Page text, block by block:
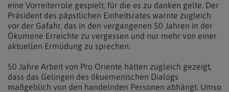
eine Vorreiterrole gespielt, für die es zu danken gelte. Der
Präsident des päpstlichen Einheitsrates warnte zugleich
vor der Gafahr, das in den vergangenen 50 Jahren in der
Ökumene Erreichte zu vergessen und nur mehr von einer
aktuellen Ermüdung zu sprechen.
50 Jahre Arbeit von Pro Oriente hätten zugleich gezeigt,
dass das Gelingen des ökuemenischen Dialogs
maßgeblich von den handelnden Personen abhängt. Umso